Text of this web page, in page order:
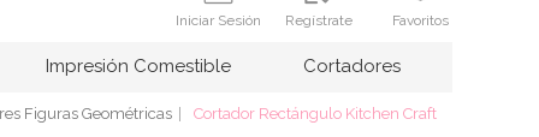
Iniciar Sesión Regístrate Favoritos
Impresión Comestible Cortadores
Figuras Geométricas Cortador Rectángulo Kitchen Craft